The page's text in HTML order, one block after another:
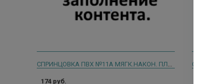
СПРИНЦОВКА ПВХ №11А МЯГК.НАКОН. ПЛАСТИЗ.
174 руб.